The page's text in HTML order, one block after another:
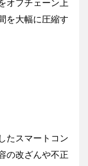
オフチェーン上
を大幅に圧縮す
たスマートコン
の改ざんや不正